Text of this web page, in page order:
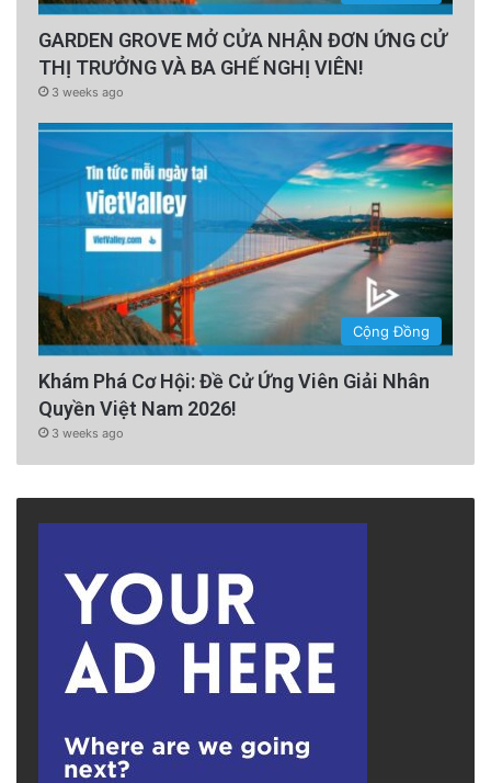
GARDEN GROVE MỞ CỬA NHẬN ĐƠN ỨNG CỬ
THỊ TRƯỞNG VÀ BA GHẾ NGHỊ VIÊN!
3 weeks ago
Cộng Đồng
Khám Phá Cơ Hội: Đề Cử Ứng Viên Giải Nhân
Quyền Việt Nam 2026!
3 weeks ago